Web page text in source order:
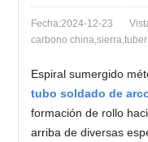
Fecha:2024-12-23
carbono
Espiral sumergido
tubo soldado de
formación de rollo
arriba de diversas